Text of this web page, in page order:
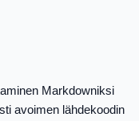
Markdowniksi
avoimen lähdekoodin